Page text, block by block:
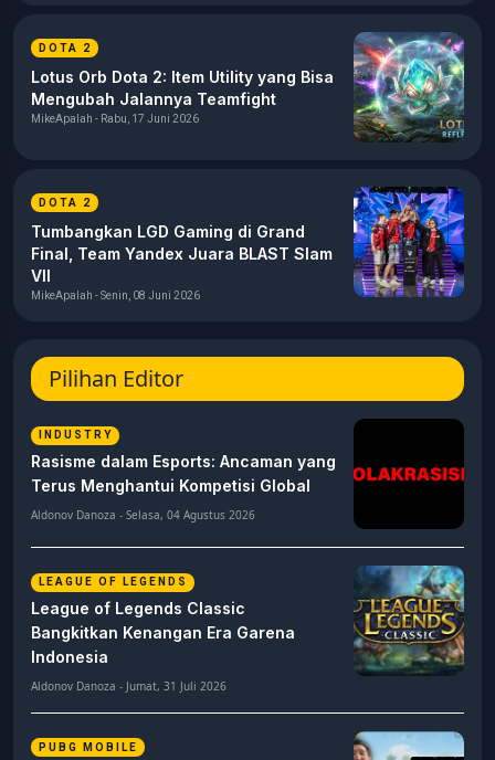
DOTA 2
Lotus Orb Dota 2: Item Utility yang Bisa
Mengubah Jalannya Teamfight
MikeApalah - Rabu, 17 Juni 2026
DOTA 2
Tumbangkan LGD Gaming di Grand
Final, Team Yandex Juara BLAST Slam
VII
MikeApalah - Senin, 08 Juni 2026
Pilihan Editor
INDUSTRY
Rasisme dalam Esports: Ancaman yang
Terus Menghantui Kompetisi Global
Aldonov Danoza - Selasa, 04 Agustus 2026
LEAGUE OF LEGENDS
League of Legends Classic
Bangkitkan Kenangan Era Garena
Indonesia
Aldonov Danoza - Jumat, 31 Juli 2026
PUBG MOBILE